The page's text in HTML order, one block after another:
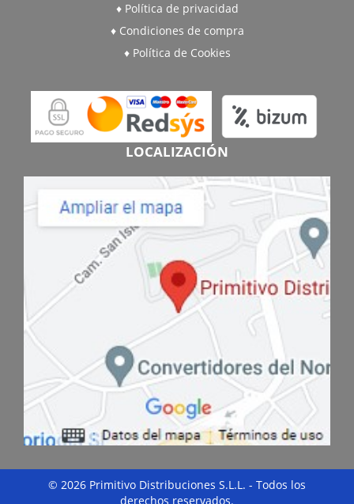
Política de privacidad
Condiciones de compra
Política de Cookies
LOCALIZACIÓN
© 2026 Primitivo Distribuciones S.L.L. - Todos los
derechos reservados.